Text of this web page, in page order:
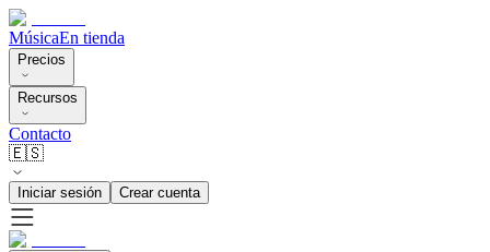
MúsicaEn tienda
Precios
Recursos
Contacto
🇪🇸
Iniciar sesión Crear cuenta